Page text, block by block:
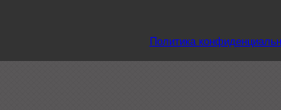
Политика